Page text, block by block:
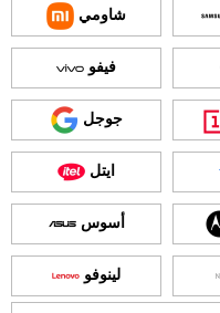
شاومي
فيفو
جوجل
ايتل
أسوس
لينوفو